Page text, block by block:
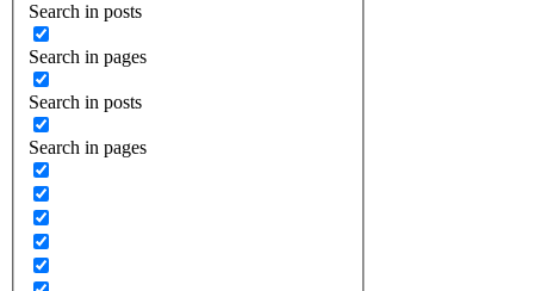
Search in posts
Search in pages
Search in posts
Search in pages